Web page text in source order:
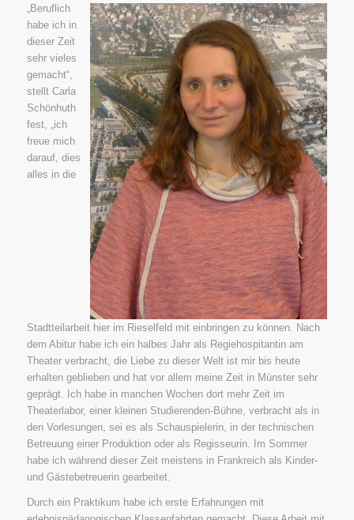
„Beruflich
habe ich in
dieser Zeit
sehr vieles
gemacht“,
stellt Carla
Schönhuth
fest, „ich
freue mich
darauf, dies
alles in die
Stadtteilarbeit hier im Rieselfeld mit einbringen zu können. Nach
dem Abitur habe ich ein halbes Jahr als Regiehospitantin am
Theater verbracht, die Liebe zu dieser Welt ist mir bis heute
erhalten geblieben und hat vor allem meine Zeit in Münster sehr
geprägt. Ich habe in manchen Wochen dort mehr Zeit im
Theaterlabor, einer kleinen Studierenden-Bühne, verbracht als in
den Vorlesungen, sei es als Schauspielerin, in der technischen
Betreuung einer Produktion oder als Regisseurin. Im Sommer
habe ich während dieser Zeit meistens in Frankreich als Kinder-
und Gästebetreuerin gearbeitet.
Durch ein Praktikum habe ich erste Erfahrungen mit